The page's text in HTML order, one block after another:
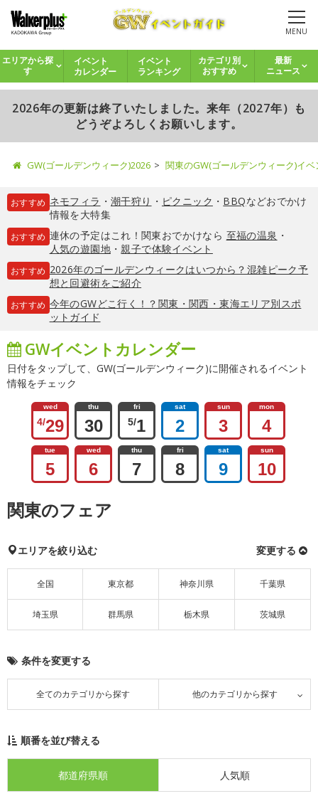
MENU
エリアから探
す
イベント
カレンダー
イベント
ランキング
カテゴリ別
おすすめ
最新
ニュース
2026年の更新は終了いたしました。来年（2027年）も
どうぞよろしくお願いします。
GW(ゴールデンウィーク)2026 関東のGW(ゴールデンウィーク)イ
おすすめ ネモフィラ ・ 潮干狩り ・ ピクニック ・ BBQなどおでかけ
情報を大特集
おすすめ 連休の予定はこれ！関東おでかけなら 至福の温泉 ・
人気の遊園地・親子で体験イベント
おすすめ 2026年のゴールデンウィークはいつから？混雑ピーク予
想と回避術をご紹介
おすすめ 今年のGWどこ行く！？関東・関西・東海エリア別スポ
ットガイド
GWイベントカレンダー
日付をタップして、GW(ゴールデンウィーク)に開催されるイベント
情報をチェック
wed
4/29
thu
30
fri
5/1
sat
2
sun
3
mon
4
tue
5
wed
6
thu
7
fri
8
sat
9
sun
10
関東のフェア
エリアを絞り込む 変更する
全国 東京都 神奈川県 千葉県
埼玉県 群馬県 栃木県 茨城県
条件を変更する
全てのカテゴリから探す 他のカテゴリから探す
順番を並び替える
都道府県順 人気順